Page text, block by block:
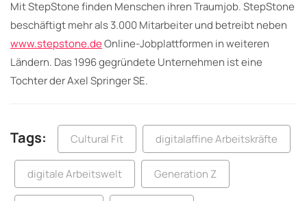
Mit StepStone finden Menschen ihren Traumjob. StepStone
beschäftigt mehr als 3.000 Mitarbeiter und betreibt neben
www.stepstone.deOnline-Jobplattformen in weiteren
Ländern. Das 1996 gegründete Unternehmen ist eine
Tochter der Axel Springer SE.
Tags: Cultural Fit digitalaffine Arbeitskräfte
digitale Arbeitswelt Generation Z